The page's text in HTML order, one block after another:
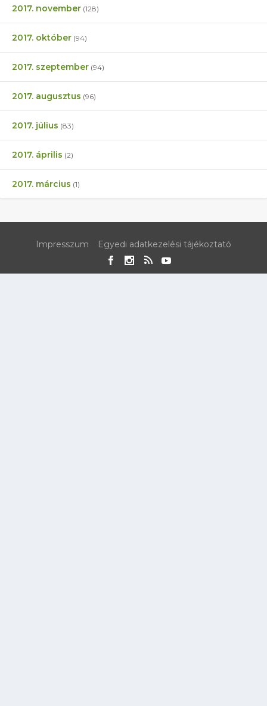
2017. november (128)
2017. október (94)
2017. szeptember (94)
2017. augusztus (96)
2017. július (83)
2017. április (2)
2017. március (1)
Impresszum Egyedi adatkezelési tájékoztató